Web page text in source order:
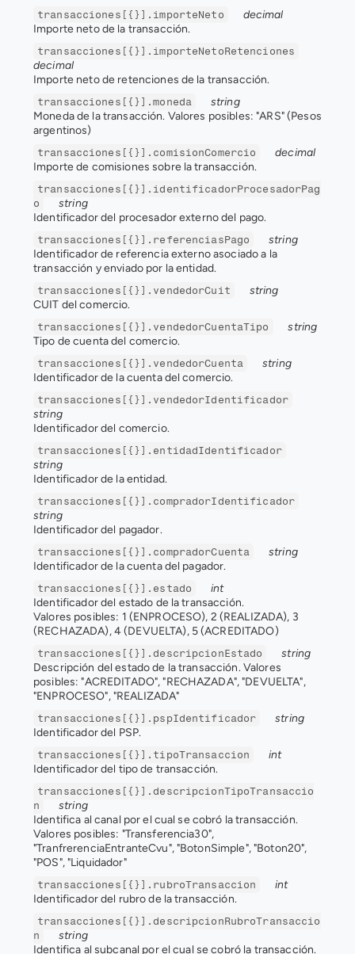
transacciones[{}].importeNeto
decimal
Importe neto de la transacción.
transacciones[{}].importeNetoRetenciones
decimal
Importe neto de retenciones de la transacción.
transacciones[{}].moneda
string
Moneda de la transacción. Valores posibles: "ARS" (Pesos
argentinos)
transacciones[{}].comisionComercio
decimal
Importe de comisiones sobre la transacción.
transacciones[{}].identificadorProcesadorPag
o
string
Identificador del procesador externo del pago.
transacciones[{}].referenciasPago
string
Identificador de referencia externo asociado a la
transacción y enviado por la entidad.
transacciones[{}].vendedorCuit
string
CUIT del comercio.
transacciones[{}].vendedorCuentaTipo
string
Tipo de cuenta del comercio.
transacciones[{}].vendedorCuenta
string
Identificador de la cuenta del comercio.
transacciones[{}].vendedorIdentificador
string
Identificador del comercio.
transacciones[{}].entidadIdentificador
string
Identificador de la entidad.
transacciones[{}].compradorIdentificador
string
Identificador del pagador.
transacciones[{}].compradorCuenta
string
Identificador de la cuenta del pagador.
transacciones[{}].estado
int
Identificador del estado de la transacción.
Valores posibles: 1 (ENPROCESO), 2 (REALIZADA), 3
(RECHAZADA), 4 (DEVUELTA), 5 (ACREDITADO)
transacciones[{}].descripcionEstado
string
Descripción del estado de la transacción. Valores
posibles: "ACREDITADO", "RECHAZADA", "DEVUELTA",
"ENPROCESO", "REALIZADA"
transacciones[{}].pspIdentificador
string
Identificador del PSP.
transacciones[{}].tipoTransaccion
int
Identificador del tipo de transacción.
transacciones[{}].descripcionTipoTransaccio
n
string
Identifica al canal por el cual se cobró la transacción.
Valores posibles: "Transferencia30",
"TranfrerenciaEntranteCvu", "BotonSimple", "Boton20",
"POS", "Liquidador"
transacciones[{}].rubroTransaccion
int
Identificador del rubro de la transacción.
transacciones[{}].descripcionRubroTransaccio
n
string
Identifica al subcanal por el cual se cobró la transacción.